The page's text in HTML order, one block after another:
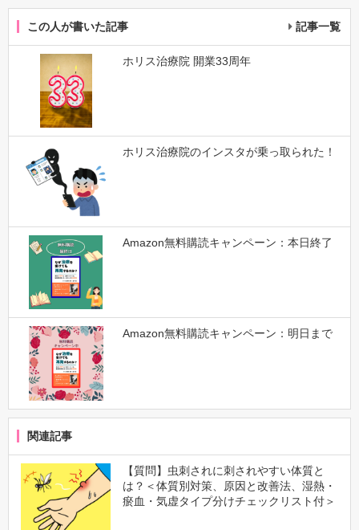
この人が書いた記事 記事一覧
ホリス治療院 開業33周年
ホリス治療院のインスタが乗っ取られた！
Amazon無料購読キャンペーン：本日終了
Amazon無料購読キャンペーン：明日まで
関連記事
【質問】虫刺されに刺されやすい体質と
は？＜体質別対策、原因と改善法、湿熱・
瘀血・気虚タイプ分けチェックリスト付＞